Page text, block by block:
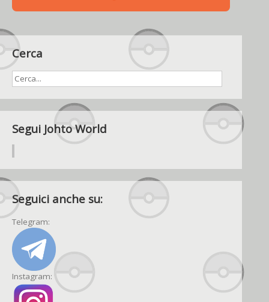
Cerca
Segui Johto World
Seguici anche su:
Telegram:
Instagram: